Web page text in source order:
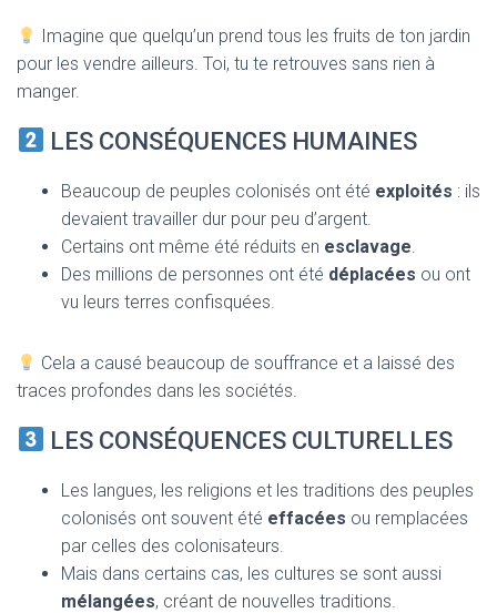
Imagine que quelqu’un prend tous les fruits de ton jardin
pour les vendre ailleurs. Toi, tu te retrouves sans rien à
manger.
LES CONSÉQUENCES HUMAINES
Beaucoup de peuples colonisés ont été exploités : ils
devaient travailler dur pour peu d’argent.
Certains ont même été réduits en esclavage.
Des millions de personnes ont été déplacées ou ont
vu leurs terres confisquées.
Cela a causé beaucoup de souffrance et a laissé des
traces profondes dans les sociétés.
LES CONSÉQUENCES CULTURELLES
Les langues, les religions et les traditions des peuples
colonisés ont souvent été effacées ou remplacées
par celles des colonisateurs.
Mais dans certains cas, les cultures se sont aussi
mélangées, créant de nouvelles traditions.